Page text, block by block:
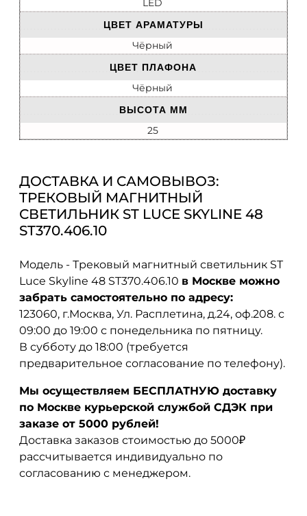
LED
ЦВЕТ АРАМАТУРЫ
Чёрный
ЦВЕТ ПЛАФОНА
Чёрный
ВЫСОТА ММ
25
ДОСТАВКА И САМОВЫВОЗ:
ТРЕКОВЫЙ МАГНИТНЫЙ
СВЕТИЛЬНИК ST LUCE SKYLINE 48
ST370.406.10
Модель - Трековый магнитный светильник ST
Luce Skyline 48 ST370.406.10 в Москве можно
забрать самостоятельно по адресу:
123060, г.Москва, Ул. Расплетина, д.24, оф.208. с
09:00 до 19:00 с понедельника по пятницу.
В субботу до 18:00 (требуется
предварительное согласование по телефону).
Мы осуществляем БЕСПЛАТНУЮ доставку
по Москве курьерской службой СДЭК при
заказе от 5000 рублей!
Доставка заказов стоимостью до 5000₽
рассчитывается индивидуально по
согласованию с менеджером.